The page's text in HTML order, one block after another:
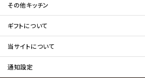
その他キッチン
ギフトについて
当サイトについて
通知設定